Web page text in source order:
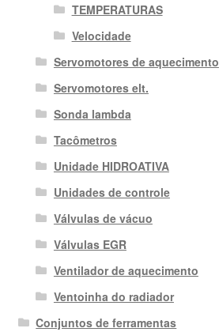
TEMPERATURAS
Velocidade
Servomotores de aquecimento
Servomotores elt.
Sonda lambda
Tacômetros
Unidade HIDROATIVA
Unidades de controle
Válvulas de vácuo
Válvulas EGR
Ventilador de aquecimento
Ventoinha do radiador
Conjuntos de ferramentas